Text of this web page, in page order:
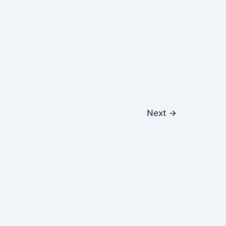
Next →